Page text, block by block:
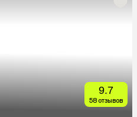
9.7
58 отзывов